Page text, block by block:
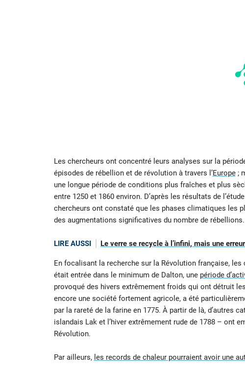
Les chercheurs ont concentré leurs analyses sur la
épisodes de rébellion et de révolution à travers l’Europe;
une longue période de conditions plus fraîches et plus
entre 1250 et 1860 environ. D’après les résultats de
chercheurs ont constaté que les phases climatiques les
des augmentations significatives du nombre de rébellions.
LIRE AUSSI Le verre se recycle à l’infini, mais une
En focalisant la recherche sur la Révolution française,
était entrée dans le minimum de Dalton, une période
provoqué des hivers extrêmement froids qui ont détruit
encore une société fortement agricole, a été
par la rareté de la farine en 1775. À partir de là, d’autres
islandais Lak et l’hiver extrêmement rude de 1788 – ont
Révolution.
Par ailleurs, les records de chaleur pourraient avoir une